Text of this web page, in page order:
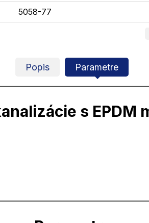
5058-77
Popis Parametre
s EPDM